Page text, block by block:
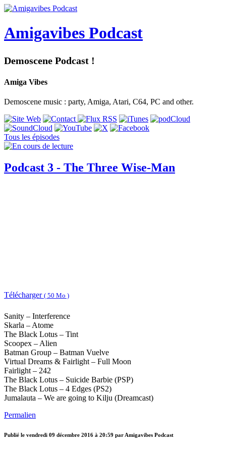
Amigavibes Podcast
Demoscene Podcast !
Amiga Vibes
Demoscene music : party, Amiga, Atari, C64, PC and other.
Tous les épisodes
Podcast 3 - The Three Wise-Man
Télécharger ( 50 Mo )
Sanity – Interference
Skarla – Atome
The Black Lotus – Tint
Scoopex – Alien
Batman Group – Batman Vuelve
Virtual Dreams & Fairlight – Full Moon
Fairlight – 242
The Black Lotus – Suicide Barbie (PSP)
The Black Lotus – 4 Edges (PS2)
Jumalauta – We are going to Kilju (Dreamcast)
Permalien
Publié le vendredi 09 décembre 2016 à 20:59 par Amigavibes Podcast